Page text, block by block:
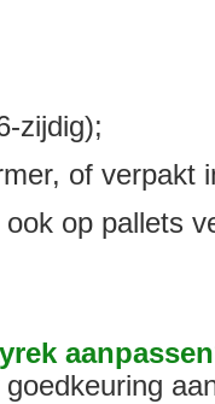
zijdig);
of verpakt
op pallets